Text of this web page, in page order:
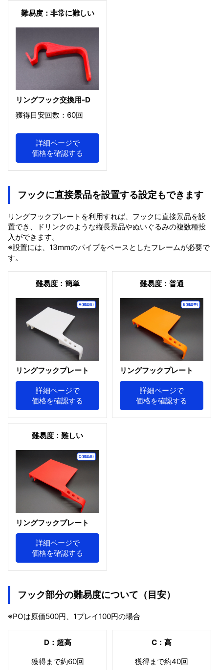
難易度：非常に難しい
リングフック交換用-D
獲得目安回数：60回
詳細ページで
価格を確認する
フックに直接景品を設置する設定もできます
リングフックプレートを利用すれば、フックに直接景品を設
置でき、ドリンクのような縦長景品やぬいぐるみの複数種投
入ができます。
※設置には、13mmのパイプをベースとしたフレームが必要で
す。
難易度：簡単
リングフックプレート
詳細ページで
価格を確認する
難易度：普通
リングフックプレート
詳細ページで
価格を確認する
難易度：難しい
リングフックプレート
詳細ページで
価格を確認する
フック部分の難易度について（目安）
※POは原価500円、1プレイ100円の場合
D：超高
獲得まで約60回
C：高
獲得まで約40回